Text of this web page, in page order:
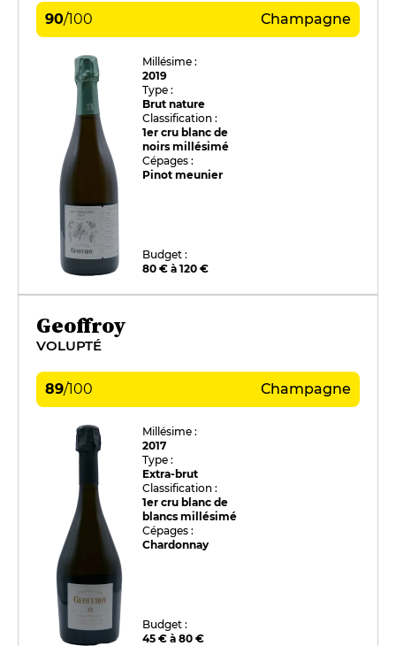
90/100 Champagne
Millésime :
2019
Type :
Brut nature
Classification :
1er cru blanc de
noirs millésimé
Cépages :
Pinot meunier
Budget :
80 € à 120 €
Geoffroy
VOLUPTÉ
89/100 Champagne
Millésime :
2017
Type :
Extra-brut
Classification :
1er cru blanc de
blancs millésimé
Cépages :
Chardonnay
Budget :
45 € à 80 €